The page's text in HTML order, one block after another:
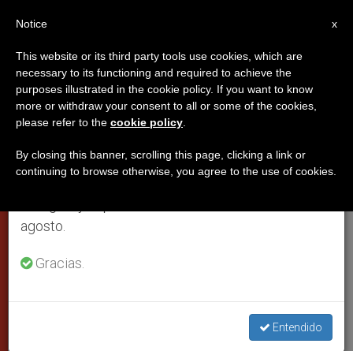
El beato Juan Pablo II podría ser
canonizado en octubre
noticia fue difundida por un diario
italiano. Agotadas las plazas en hoteles
de Roma para la fecha
×
Aviso importante
Del 27 de julio al 7 de agosto haremos la pausa
anual, aprovechando que en el periodo de verano
se generan menos informaciones y también el
agosto.
Gracias.
Entendido
x
Notice
This website or its third party tools use cookies, which are
necessary to its functioning and required to achieve the
purposes illustrated in the cookie policy. If you want to know
more or withdraw your consent to all or some of the cookies,
please refer to the cookie policy
By closing this banner, scrolling this page, clicking a link or
continuing to browse otherwise, you agree to the use of cookies.